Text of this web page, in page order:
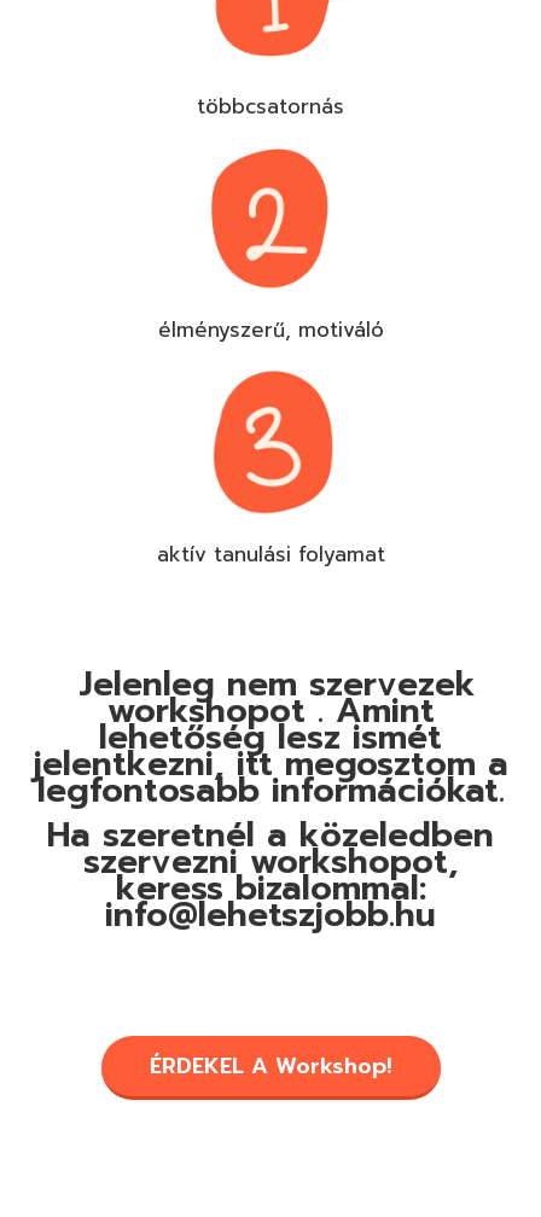
többcsatornás
élményszerű, motiváló
aktív tanulási folyamat
Jelenleg nem szervezek
workshopot . Amint
lehetőség lesz ismét
jelentkezni, itt megosztom a
legfontosabb információkat.
Ha szeretnél a közeledben
szervezni workshopot,
keress bizalommal:
info@lehetszjobb.hu
ÉRDEKEL A Workshop!